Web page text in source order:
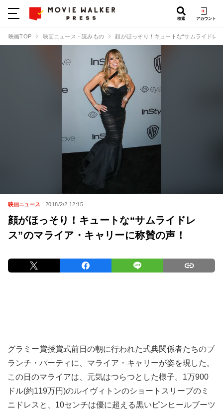
検索 アカウント
映画TOP 映画ニュース・読みもの 顔がほっそり！キュートな“サムライドレ
映画ニュース 2018/2/2 12:15
顔がほっそり！キュートな“サムライドレ
ス”のマライア・キャリーに称賛の声！
グラミー賞授賞式前日の朝に行われた式典関係者たちのブ
ランチ・パーティに、マライア・キャリーが姿を現した。
この日のマライアは、元気はつらつとした様子。1万900
ドル(約119万円)のルイヴィトンのショートスリーブのミ
ニドレスと、10センチは優に超える黒いピンヒールブーツ